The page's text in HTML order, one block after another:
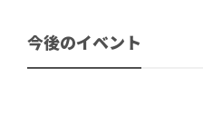
今後のイベント